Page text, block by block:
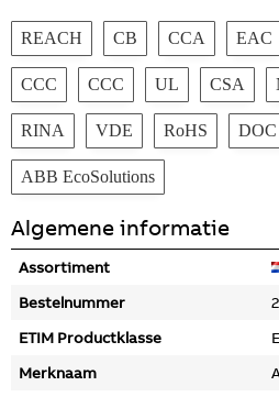
REACH CB CCA EAC
CCC CCC UL CSA
RINA VDE RoHS DOC
ABB EcoSolutions
Algemene informatie
Assortiment
Bestelnummer
ETIM Productklasse
Merknaam